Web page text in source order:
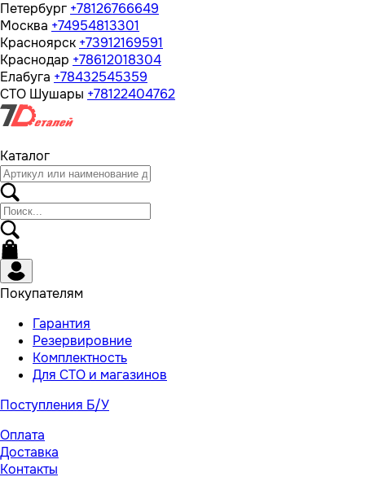
Петербург +78126766649
Москва +74954813301
Красноярск +73912169591
Краснодар +78612018304
Елабуга +78432545359
СТО Шушары +78122404762
Каталог
Покупателям
Гарантия
Резервировние
Комплектность
Для СТО и магазинов
Поступления Б/У
Оплата
Доставка
Контакты